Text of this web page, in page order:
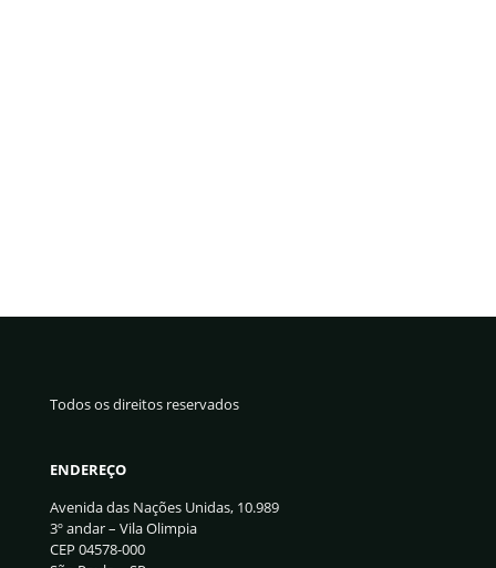
Todos os direitos reservados
ENDEREÇO
Avenida das Nações Unidas, 10.989
3º andar – Vila Olimpia
CEP 04578-000